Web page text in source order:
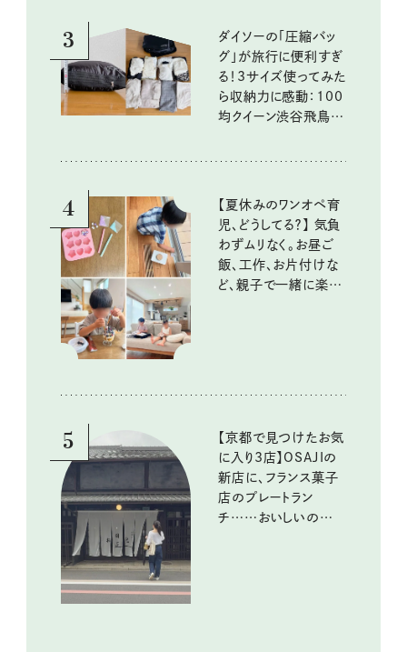
3
ダイソーの「圧縮バッ
グ」が旅行に便利すぎ
る！3サイズ使ってみた
ら収納力に感動：100
均クイーン渋谷飛鳥の
4
【夏休みのワンオペ育
児、どうしてる？】 気負
わずムリなく。お昼ご
飯、工作、お片付けな
ど、親子で一緒に楽し
5
【京都で見つけたお気
に入り3店】OSAJIの
新店に、フランス菓子
店のプレートラン
チ……おいしいのんび